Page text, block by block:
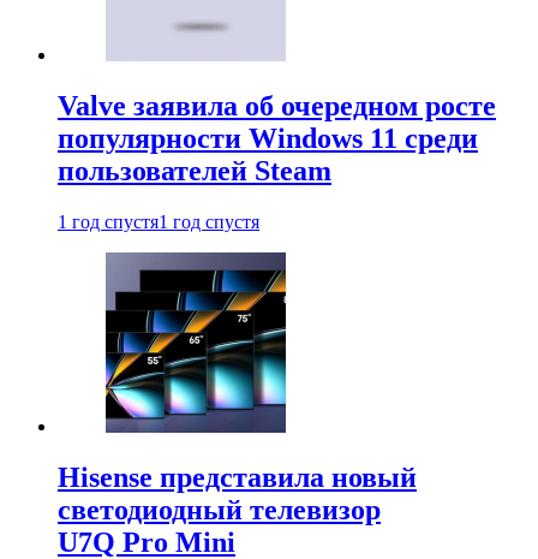
Valve заявила об очередном росте
популярности Windows 11 среди
пользователей Steam
1 год спустя1 год спустя
Hisense представила новый
светодиодный телевизор
U7Q Pro Mini